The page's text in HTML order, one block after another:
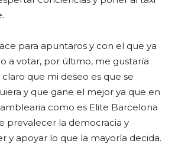
para apuntaros y con el que ya
a votar, por último, me gustaría
que mi deseo es que se
y que gane el mejor ya que en
como es Elite Barcelona
prevalecer la democracia y
y apoyar lo que la mayoría decida.